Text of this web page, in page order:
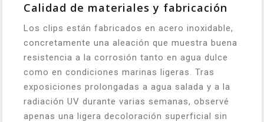
Calidad de materiales y fabricación
Los clips están fabricados en acero inoxidable,
concretamente una aleación que muestra buena
resistencia a la corrosión tanto en agua dulce
como en condiciones marinas ligeras. Tras
exposiciones prolongadas a agua salada y a la
radiación UV durante varias semanas, observé
apenas una ligera decoloración superficial sin